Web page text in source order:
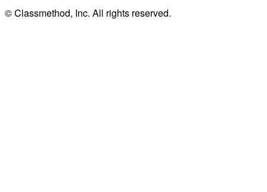
© Classmethod, Inc. All rights reserved.